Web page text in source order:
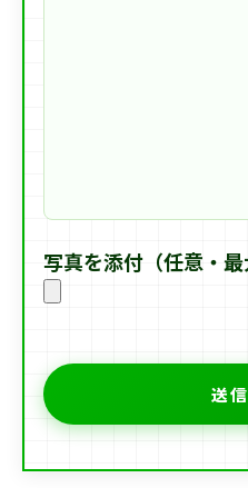
写真を添付（任意・最